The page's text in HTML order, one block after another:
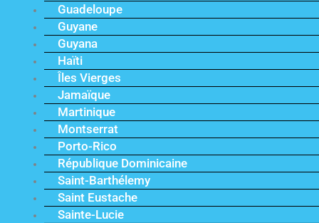
Guadeloupe
Guyane
Guyana
Haïti
Îles Vierges
Jamaïque
Martinique
Montserrat
Porto-Rico
République Dominicaine
Saint-Barthélemy
Saint Eustache
Sainte-Lucie